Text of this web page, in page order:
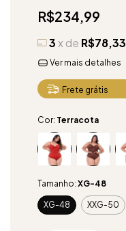
R$234,99
3x de R$78,33
Ver mais detalhes
Frete grátis
Cor: Terracota
Tamanho: XG-48
XG-48 XXG-50